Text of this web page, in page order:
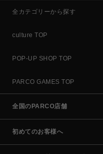
全カテゴリーから探す
culture TOP
POP-UP SHOP TOP
PARCO GAMES TOP
全国のPARCO店舗
初めてのお客様へ